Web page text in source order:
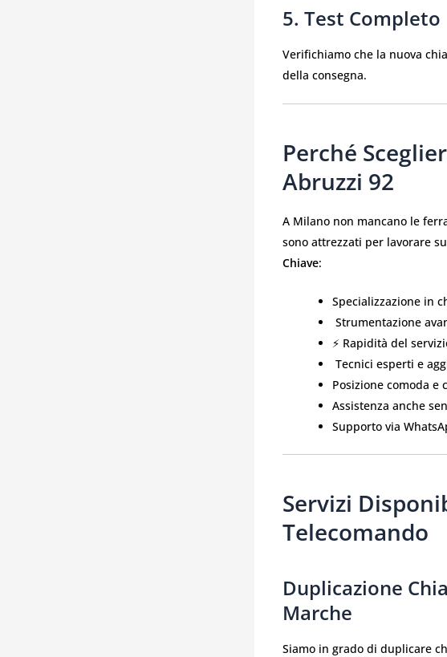
5. Test Completo
Verifichiamo che la nuova
della consegna.
Perché
Abruzzi 92
A Milano non mancano le
sono attrezzati per lavorare
Chiave:
Specializzazione in
Strumentazione
⚡ Rapidità del
Tecnici esperti e
Posizione comoda e
Assistenza anche
Supporto via
Servizi
Telecomando
Duplicazione
Marche
Siamo in grado di duplicare